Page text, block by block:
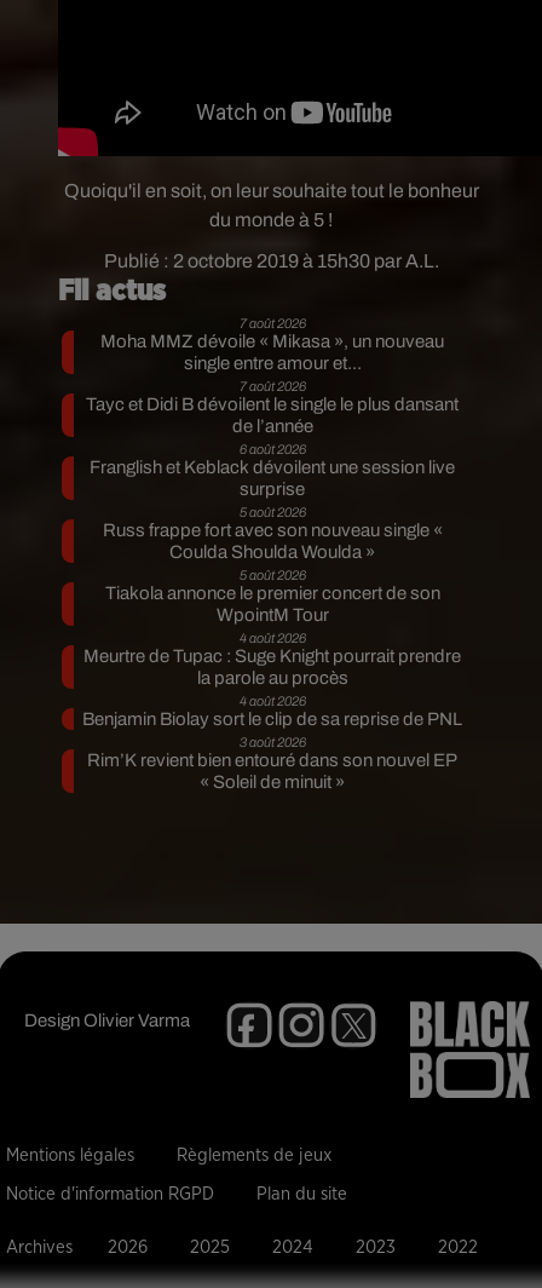
Publié : 2 octobre 2019 à 15h30 par A.L.
Quoiqu'il en soit, on leur souhaite tout le bonheur
du monde à 5 !
Fil actus
7 août 2026
Moha MMZ dévoile « Mikasa », un nouveau
single entre amour et...
7 août 2026
Tayc et Didi B dévoilent le single le plus dansant
de l’année
6 août 2026
Franglish et Keblack dévoilent une session live
surprise
5 août 2026
Russ frappe fort avec son nouveau single «
Coulda Shoulda Woulda »
5 août 2026
Tiakola annonce le premier concert de son
WpointM Tour
4 août 2026
Meurtre de Tupac : Suge Knight pourrait prendre
la parole au procès
4 août 2026
Benjamin Biolay sort le clip de sa reprise de PNL
3 août 2026
Rim’K revient bien entouré dans son nouvel EP
« Soleil de minuit »
DesignOlivier Varma
Mentions légales Règlements de jeux
Notice d'information RGPD Plan du site
Archives 2026 2025 2024 2023 2022